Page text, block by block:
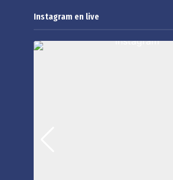
Instagram en live